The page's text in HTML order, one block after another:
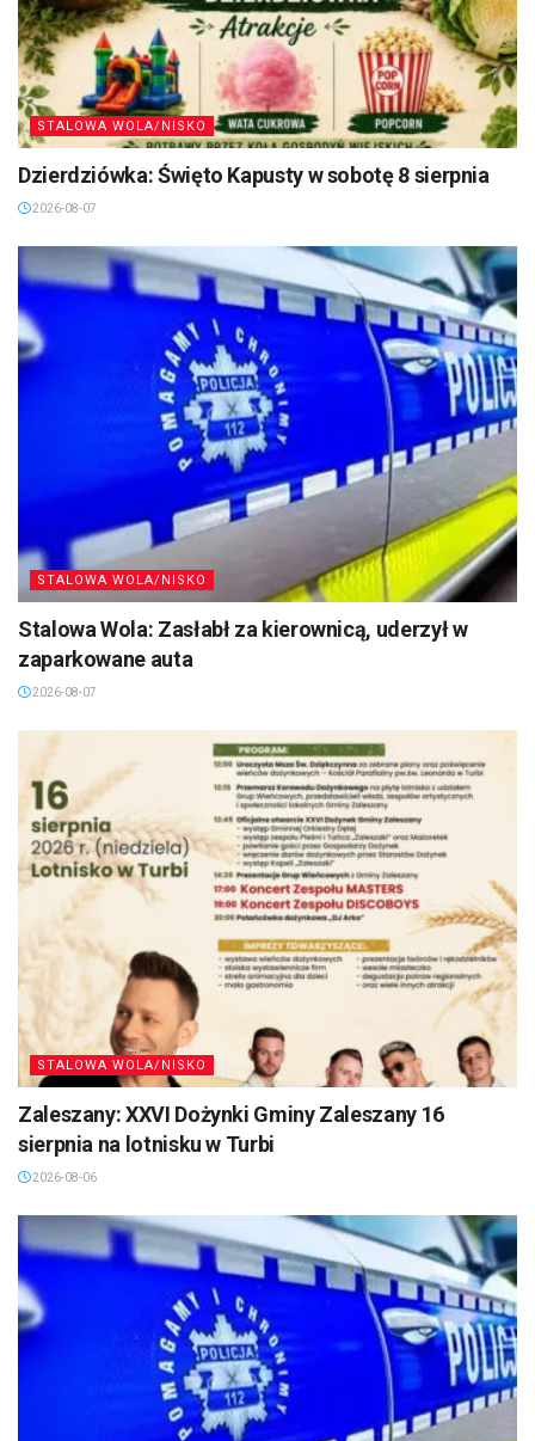
STALOWA WOLA/NISKO
Dzierdziówka: Święto Kapusty w sobotę 8 sierpnia
2026-08-07
STALOWA WOLA/NISKO
Stalowa Wola: Zasłabł za kierownicą, uderzył w
zaparkowane auta
2026-08-07
STALOWA WOLA/NISKO
Zaleszany: XXVI Dożynki Gminy Zaleszany 16
sierpnia na lotnisku w Turbi
2026-08-06